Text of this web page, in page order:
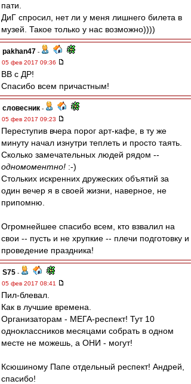
пати.
ДиГ спросил, нет ли у меня лишнего билета в
музей. Такое только у нас возможно))))
pakhan47 -
05 фев 2017 09:36
ВВ с ДР!
Спасибо всем причастным!
словесник -
05 фев 2017 09:23
Переступив вчера порог арт-кафе, в ту же
минуту начал изнутри теплеть и просто таять.
Сколько замечательных людей рядом --
одномоментно! :-)
Стольких искренних дружеских объятий за
один вечер я в своей жизни, наверное, не
припомню.
Огромнейшее спасибо всем, кто взвалил на
свои -- пусть и не хрупкие -- плечи подготовку и
проведение праздника!
S75 -
05 фев 2017 08:41
Пил-блевал.
Как в лучшие времена.
Организаторам - МЕГА-респект! Тут 10
одноклассников месяцами собрать в одном
месте не можешь, а ОНИ - могут!
Ксюшиному Папе отдельный респект! Андрей,
спасибо!